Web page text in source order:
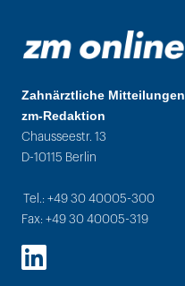
Zahnärztliche Mitteilungen
zm-Redaktion
Chausseestr. 13
D-10115 Berlin
Tel.: +49 30 40005-300
Fax: +49 30 40005-319
LinkedIn